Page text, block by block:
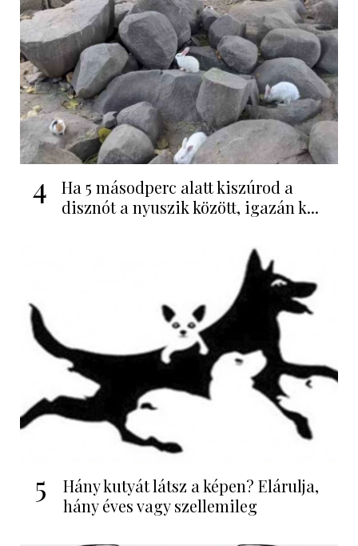
4
Ha 5 másodperc alatt kiszúrod a
disznót a nyuszik között, igazán k...
5
Hány kutyát látsz a képen? Elárulja,
hány éves vagy szellemileg